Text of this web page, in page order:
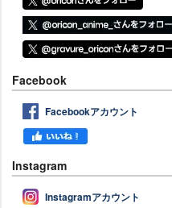
Facebook
Facebookアカウント
Instagram
Instagramアカウント